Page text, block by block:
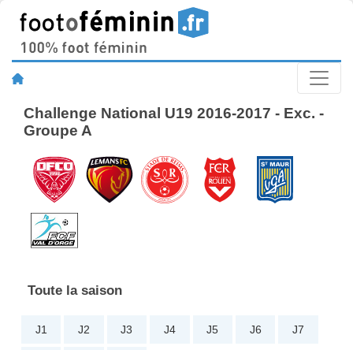
Challenge National U19 2016-2017 - Exc. -
Groupe A
Toute la saison
J1 J2 J3 J4 J5 J6 J7